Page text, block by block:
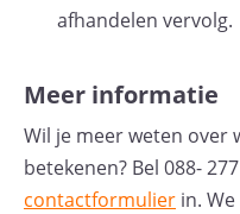
afhandelen vervolg.
Meer informatie
Wil je meer weten over
betekenen? Bel 088-
contactformulier in.